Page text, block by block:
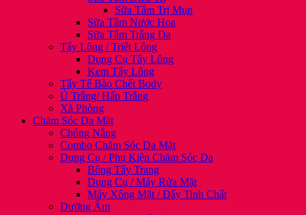
Sữa Tắm Trị Mụn
Sữa Tắm Nước Hoa
Sữa Tắm Trắng Da
Tẩy Lông / Triệt Lông
Dụng Cụ Tẩy Lông
Kem Tẩy Lông
Tẩy Tế Bào Chết Body
Ủ Trắng/ Hấp Trắng
Xà Phòng
Chăm Sóc Da Mặt
Chống Nắng
Combo Chăm Sóc Da Mặt
Dụng Cụ / Phụ Kiện Chăm Sóc Da
Bông Tẩy Trang
Dụng Cụ / Máy Rửa Mặt
Máy Xông Mặt / Đẩy Tinh Chất
Dưỡng Ẩm